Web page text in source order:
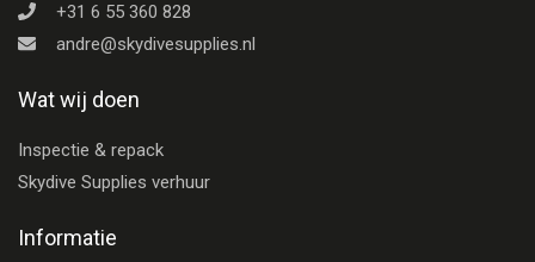
+31 6 55 360 828
andre@skydivesupplies.nl
Wat wij doen
Inspectie & repack
Skydive Supplies verhuur
Informatie